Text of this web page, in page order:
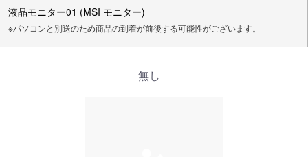
液晶モニター01 (MSI モニター)
※パソコンと別送のため商品の到着が前後する可能性がございます。
無し